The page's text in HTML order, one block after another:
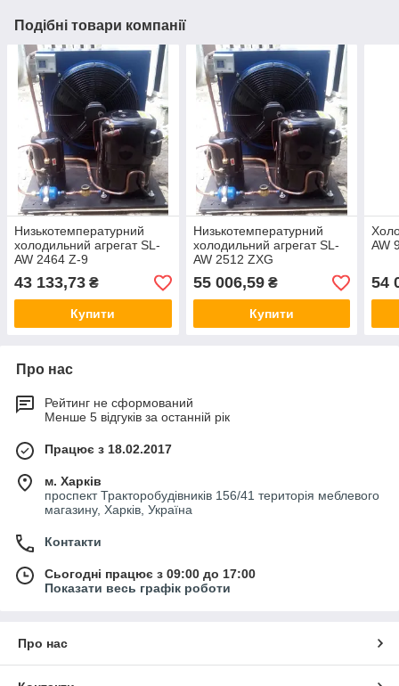
Подібні товари компанії
Низькотемпературний
холодильний агрегат SL-
AW 2464 Z-9
43 133,73 ₴
Купити
Низькотемпературний
холодильний агрегат SL-
AW 2512 ZXG
55 006,59₴
Купити
AW
54
Про нас
Рейтинг не сформований
Менше 5 відгуків за останній рік
Працює з 18.02.2017
м. Харків
проспект Тракторобудівників 156/41 територія меблевого
магазину, Харків, Україна
Контакти
Сьогодні працює з 09:00 до 17:00
Показати весь графік роботи
Про нас